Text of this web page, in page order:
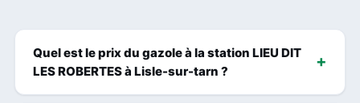
Quel est le prix du gazole à la station LIEU DIT
LES ROBERTES à Lisle-sur-tarn ?